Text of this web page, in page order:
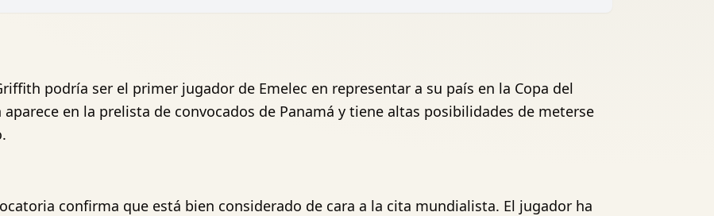
podría ser el primer jugador de Emelec en representar a su país en la Copa del
en la prelista de convocados de Panamá y tiene altas posibilidades de meterse
confirma que está bien considerado de cara a la cita mundialista. El jugador ha